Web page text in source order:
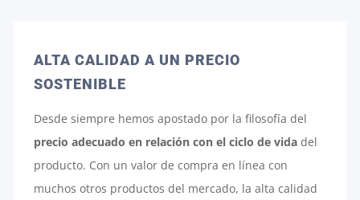
ALTA CALIDAD A UN PRECIO
SOSTENIBLE
Desde siempre hemos apostado por la filosofía del
precio adecuado en relación con el ciclo de vidadel
producto. Con un valor de compra en línea con
muchos otros productos del mercado, la alta calidad